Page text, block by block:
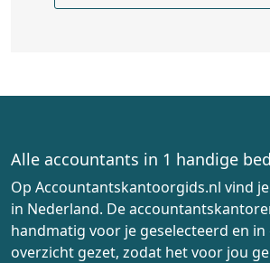
Alle accountants in 1 handige
Op Accountantskantoorgids.nl vind
in Nederland. De
handmatig voor je geselecteerd en in
overzicht gezet, zodat het voor jou